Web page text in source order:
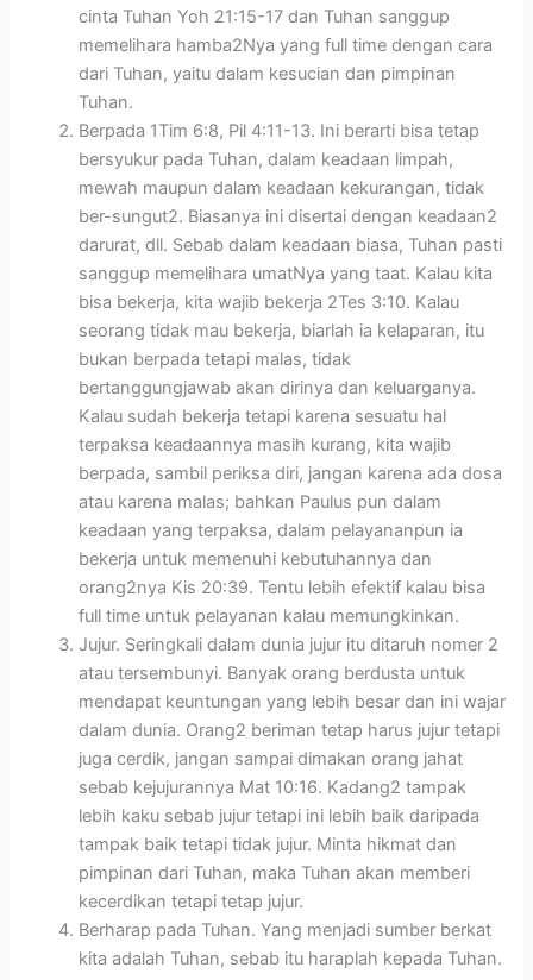
cinta Tuhan Yoh 21:15-17 dan Tuhan sanggup
memelihara hamba2Nya yang full time dengan cara
dari Tuhan, yaitu dalam kesucian dan pimpinan
Tuhan.
Berpada 1Tim 6:8, Pil 4:11-13. Ini berarti bisa tetap
bersyukur pada Tuhan, dalam keadaan limpah,
mewah maupun dalam keadaan kekurangan, tidak
ber-sungut2. Biasanya ini disertai dengan keadaan2
darurat, dll. Sebab dalam keadaan biasa, Tuhan pasti
sanggup memelihara umatNya yang taat. Kalau kita
bisa bekerja, kita wajib bekerja 2Tes 3:10. Kalau
seorang tidak mau bekerja, biarlah ia kelaparan, itu
bukan berpada tetapi malas, tidak
bertanggungjawab akan dirinya dan keluarganya.
Kalau sudah bekerja tetapi karena sesuatu hal
terpaksa keadaannya masih kurang, kita wajib
berpada, sambil periksa diri, jangan karena ada dosa
atau karena malas; bahkan Paulus pun dalam
keadaan yang terpaksa, dalam pelayananpun ia
bekerja untuk memenuhi kebutuhannya dan
orang2nya Kis 20:39. Tentu lebih efektif kalau bisa
full time untuk pelayanan kalau memungkinkan.
Jujur. Seringkali dalam dunia jujur itu ditaruh nomer 2
atau tersembunyi. Banyak orang berdusta untuk
mendapat keuntungan yang lebih besar dan ini wajar
dalam dunia. Orang2 beriman tetap harus jujur tetapi
juga cerdik, jangan sampai dimakan orang jahat
sebab kejujurannya Mat 10:16. Kadang2 tampak
lebih kaku sebab jujur tetapi ini lebih baik daripada
tampak baik tetapi tidak jujur. Minta hikmat dan
pimpinan dari Tuhan, maka Tuhan akan memberi
kecerdikan tetapi tetap jujur.
Berharap pada Tuhan. Yang menjadi sumber berkat
kita adalah Tuhan, sebab itu haraplah kepada Tuhan.